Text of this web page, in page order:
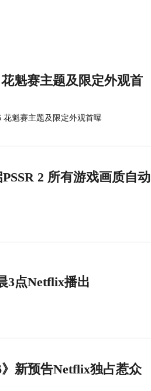
魁赛主题及限定外观首
花魁赛主题及限定外观首曝
2 所有游戏画质自动
3点Netflix播出
新预告Netflix独占惹众